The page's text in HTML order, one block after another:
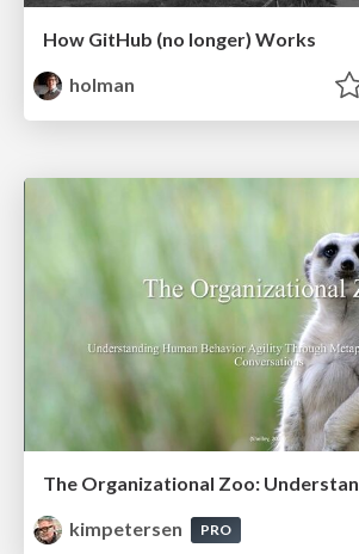
How GitHub (no longer) Works
holman
kimpetersen
PRO